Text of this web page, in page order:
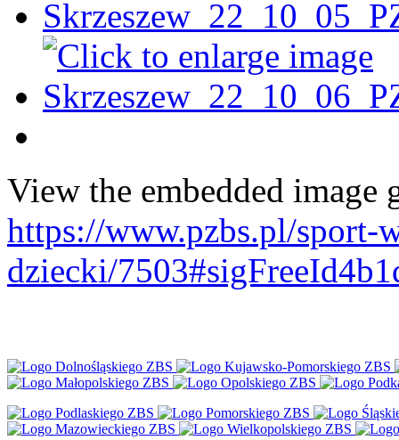
View the embedded image
https://www.pzbs.pl/sport-
dziecki/